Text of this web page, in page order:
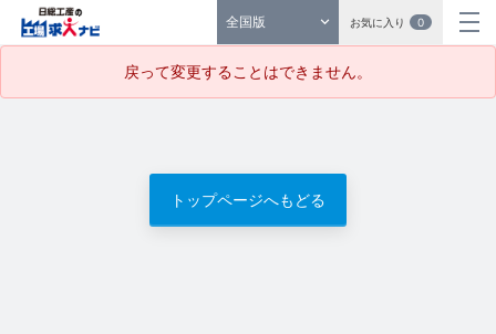
全国版 お気に入り 0
戻って変更することはできません。
トップページへもどる